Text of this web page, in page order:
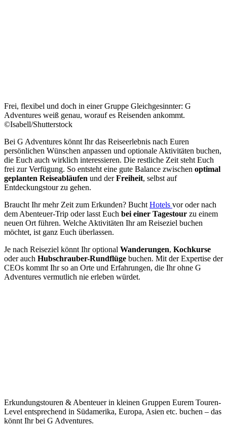
Frei, flexibel und doch in einer Gruppe Gleichgesinnter: G
Adventures weiß genau, worauf es Reisenden ankommt.
©Isabell/Shutterstock
Bei G Adventures könnt Ihr das Reiseerlebnis nach Euren
persönlichen Wünschen anpassen und optionale Aktivitäten buchen,
die Euch auch wirklich interessieren. Die restliche Zeit steht Euch
frei zur Verfügung. So entsteht eine gute Balance zwischen optimal
geplanten Reiseabläufen und derFreiheit, selbst auf
Entdeckungstour zu gehen.
Braucht Ihr mehr Zeit zum Erkunden? Bucht Hotels vor oder nach
dem Abenteuer-Trip oder lasst Euch bei einer Tagestour zu einem
neuen Ort führen. Welche Aktivitäten Ihr am Reiseziel buchen
möchtet, ist ganz Euch überlassen.
Je nach Reiseziel könnt Ihr optional Wanderungen, Kochkurse
oder auch Hubschrauber-Rundflüge buchen. Mit der Expertise der
CEOs kommt Ihr so an Orte und Erfahrungen, die Ihr ohne G
Adventures vermutlich nie erleben würdet.
Erkundungstouren & Abenteuer in kleinen Gruppen Eurem Touren-
Level entsprechend in Südamerika, Europa, Asien etc. buchen – das
könnt Ihr bei G Adventures.